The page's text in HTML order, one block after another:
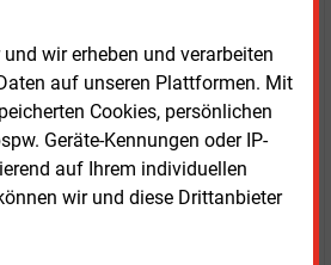
wir erheben und verarbeiten
auf unseren Plattformen. Mit
Cookies, persönlichen
Geräte-Kennungen oder IP-
auf Ihrem individuellen
wir und diese Drittanbieter